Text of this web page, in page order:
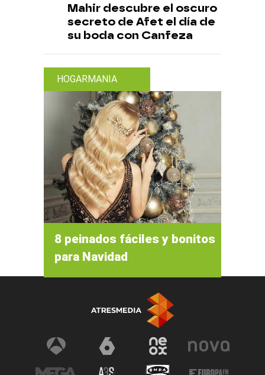
Mahir descubre el oscuro
secreto de Afet el día de
su boda con Canfeza
HOGARMANIA
8 peinados fáciles y bonitos
para Navidad